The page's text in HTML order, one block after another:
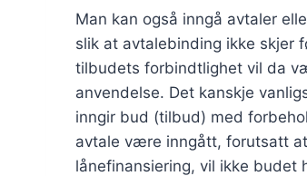
Man kan også inngå avtaler
slik at avtalebinding ikke skjer
tilbudets forbindtlighet vil da
anvendelse. Det kanskje
inngir bud (tilbud) med
avtale være inngått, forutsatt
lånefinansiering, vil ikke